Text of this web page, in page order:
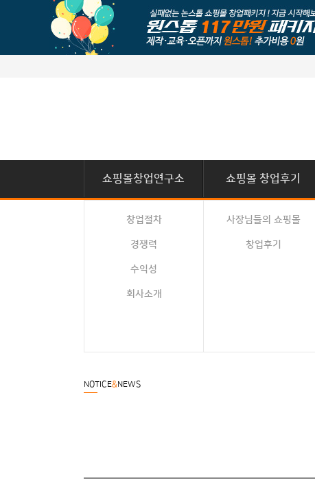
쇼핑몰창업연구소 쇼핑몰 창업후기
창업절차
경쟁력
수익성
회사소개
사장님들의 쇼핑몰
창업후기
NOTICE&NEWS